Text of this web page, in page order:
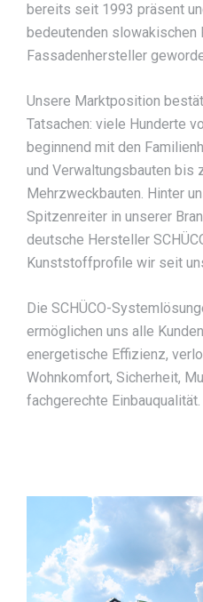
bereits seit 1993 präsent
bedeutenden slowakischen
Fassadenhersteller
Unsere Marktposition
Tatsachen: viele Hunderte
beginnend mit den
und Verwaltungsbauten bis
Mehrzweckbauten. Hinter
Spitzenreiter in unserer
deutsche Hersteller
Kunststoffprofile wir seit
Die SCHÜCO-
ermöglichen uns alle
energetische Effizienz,
Wohnkomfort, Sicherheit,
fachgerechte Einbauqualität.